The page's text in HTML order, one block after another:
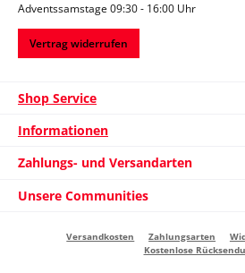
Adventssamstage 09:30 - 16:00 Uhr
Vertrag widerrufen
Shop Service
Informationen
Zahlungs- und Versandarten
Unsere Communities
Versandkosten Zahlungsarten
Kostenlose